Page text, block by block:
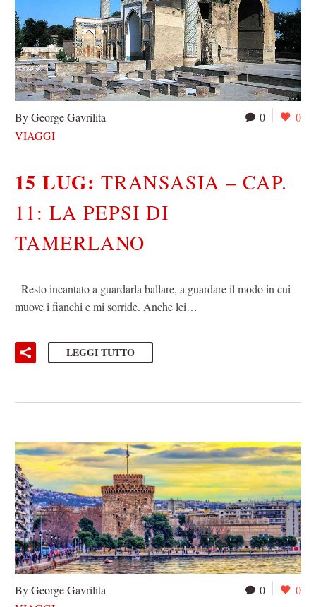
0 0
By George Gavrilita
VIAGGI
15 LUG:TRANSASIA – CAP.
11: LA PEPSI DI
TAMERLANO
Resto incantato a guardarla ballare, a guardare il modo in cui
muove i fianchi e mi sorride. Anche lei…
LEGGI TUTTO
0 0
By George Gavrilita